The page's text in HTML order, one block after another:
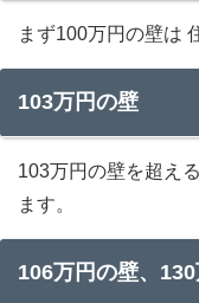
女性の
好のチ
企業
まち
まず100万円の壁は
103万円の壁
103万円の壁を超え
ます。
106万円の壁、